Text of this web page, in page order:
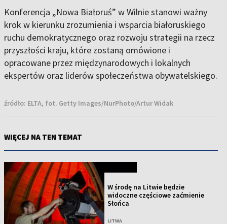
Konferencja „Nowa Białoruś” w Wilnie stanowi ważny
krok w kierunku zrozumienia i wsparcia białoruskiego
ruchu demokratycznego oraz rozwoju strategii na rzecz
przyszłości kraju, które zostaną omówione i
opracowane przez międzynarodowych i lokalnych
ekspertów oraz liderów społeczeństwa obywatelskiego.
źródło: ELTA, fot. Getty Images/NurPhoto/Artur Widak
WIĘCEJ NA TEN TEMAT
W środę na Litwie będzie
widoczne częściowe zaćmienie
Słońca
LITWA